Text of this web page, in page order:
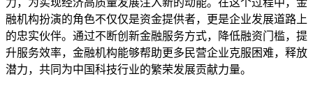
融机构扮演的角色不仅仅是资金提供者，更是企业发展道路上
的忠实伙伴。通过不断创新金融服务方式，降低融资门槛，提
升服务效率，金融机构能够帮助更多民营企业克服困难，释放
潜力，共同为中国科技行业的繁荣发展贡献力量。